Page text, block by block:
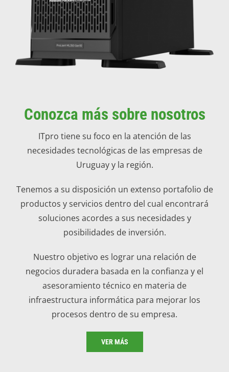
Conozca más sobre nosotros
ITpro tiene su foco en la atención de las
necesidades tecnológicas de las empresas de
Uruguay y la región.
Tenemos a su disposición un extenso portafolio de
productos y servicios dentro del cual encontrará
soluciones acordes a sus necesidades y
posibilidades de inversión.
Nuestro objetivo es lograr una relación de
negocios duradera basada en la confianza y el
asesoramiento técnico en materia de
infraestructura informática para mejorar los
procesos dentro de su empresa.
VER MÁS